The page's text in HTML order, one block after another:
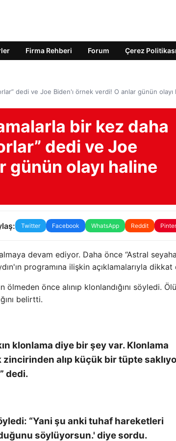
Firma Rehberi Forum Çerez Politikası
dedi ve Joe Biden'ı örnek verdi! O anlar günün olayı
bir kez daha
dedi ve Joe
günün olayı haline
Twitter Facebook WhatsApp Reddit
devam ediyor. Daha önce “Astral
programına ilişkin açıklamalarıyla dikkat
önce alınıp klonlandığını söyledi.
belirtti.
klonlama diye bir şey var. Klonlama
zincirinden alıp küçük bir tüpte
dedi.
“Yani şu anki tuhaf hareketleri
söylüyorsun.' diye sordu.